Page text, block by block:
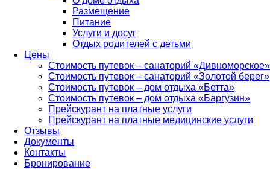
Размещение
Питание
Услуги и досуг
Отдых родителей с детьми
Цены
Стоимость путевок – санаторий «Дивноморское»
Стоимость путевок – санаторий «Золотой берег»
Стоимость путевок – дом отдыха «Бетта»
Стоимость путевок – дом отдыха «Баргузин»
Прейскурант на платные услуги
Прейскурант на платные медицинские услуги
Отзывы
Документы
Контакты
Бронирование